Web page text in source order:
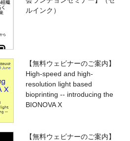
ルインク）
【無料ウェビナーのご案内】
High-speed and high-
resolution light based
bioprinting -- introducing the
BIONOVA X
【無料ウェビナーのご案内】